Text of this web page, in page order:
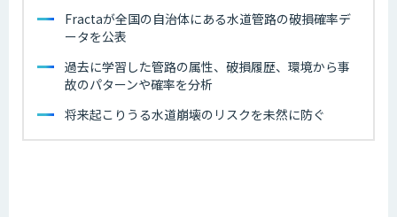
Fractaが全国の自治体にある水道管路の破損確率デ
ータを公表
過去に学習した管路の属性、破損履歴、環境から事
故のパターンや確率を分析
将来起こりうる水道崩壊のリスクを未然に防ぐ